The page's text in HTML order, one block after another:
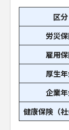
区分
労災
雇用
厚生
企業
健康保険（社